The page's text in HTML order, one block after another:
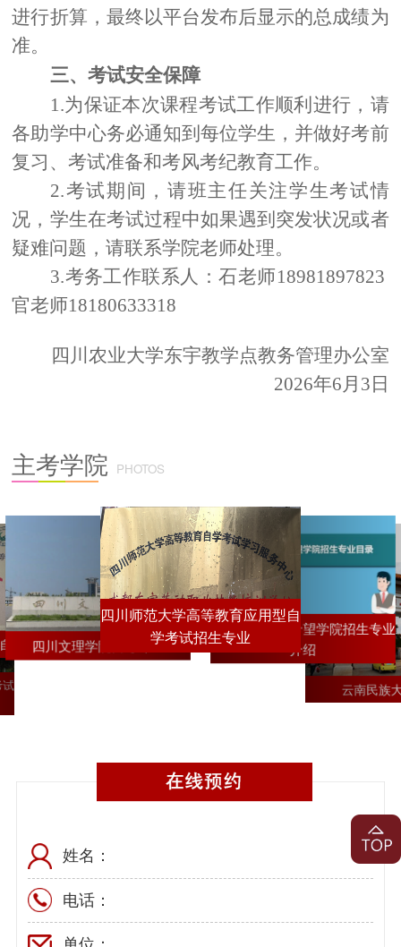
进行折算，最终以平台发布后显示的总成绩为
准。
三、考试安全保障
1.为保证本次课程考试工作顺利进行，请
各助学中心务必通知到每位学生，并做好考前
复习、考试准备和考风考纪教育工作。
2.考试期间，请班主任关注学生考试情
况，学生在考试过程中如果遇到突发状况或者
疑难问题，请联系学院老师处理。
3.考务工作联系人：石老师18981897823
官老师18180633318
四川农业大学东宇教学点教务管理办公室
2026年6月3日
主考学院 PHOTOS
试
考1+X招生简章
四川文理学院自考专业
四川师范大学高等教育应用型自
学考试招生专业西南交通大学希望学院招生专业
介绍
云南民族
姓名：
电话：